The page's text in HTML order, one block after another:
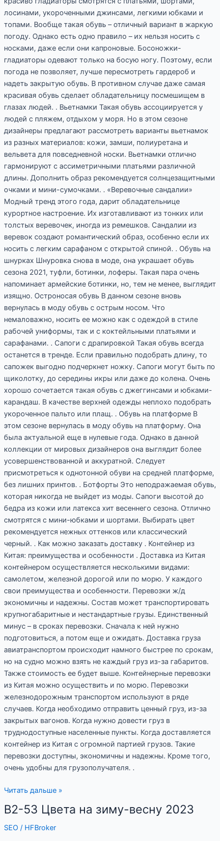
лосинами, укороченными джинсами, легкими юбками и
топами. Вообще такая обувь – отличный вариант в жаркую
погоду. Однако есть одно правило – их нельзя носить с
носками, даже если они капроновые. Босоножки-
гладиаторы одевают только на босую ногу. Поэтому, если
погода не позволяет, лучше пересмотреть гардероб и
надеть закрытую обувь. В противном случае даже самая
красивая обувь сделает обладательницу посмешищем в
глазах людей. . Вьетнамки Такая обувь ассоциируется у
людей с пляжем, отдыхом у моря. Но в этом сезоне
дизайнеры предлагают рассмотреть варианты вьетнамок
из разных материалов: кожи, замши, полиуретана и
вельвета для повседневной носки. Вьетнамки отлично
гармонируют с ассиметричными платьями различной
длины. Дополнить образ рекомендуется солнцезащитными
очками и мини-сумочками. . «Веревочные сандалии»
Модный тренд этого года, дарит обладательнице
курортное настроение. Их изготавливают из тонких или
толстых веревочек, иногда из ремешков. Сандалии из
веревок создают романтический образ, особенно если их
носить с легким сарафаном с открытой спиной. . Обувь на
шнурках Шнуровка снова в моде, она украшает обувь
сезона 2021, туфли, ботинки, лоферы. Такая пара очень
напоминает армейские ботинки, но, тем не менее, выглядит
изящно. Остроносая обувь В данном сезоне вновь
вернулась в моду обувь с острым носом. Что
немаловажно, носить ее можно как с одеждой в стиле
рабочей униформы, так и с коктейльными платьями и
сарафанами. . Сапоги с драпировкой Такая обувь всегда
останется в тренде. Если правильно подобрать длину, то
сапожек выгодно подчеркнет ножку. Сапоги могут быть по
щиколотку, до середины икры или даже до колена. Очень
хорошо сочетается такая обувь с джеггинсами и юбками-
карандаш. В качестве верхней одежды неплохо подобрать
укороченное пальто или плащ. . Обувь на платформе В
этом сезоне вернулась в моду обувь на платформу. Она
была актуальной еще в нулевые года. Однако в данной
коллекции от мировых дизайнеров она выглядит более
усовершенствованной и аккуратной. Следует
присмотреться к однотонной обуви на средней платформе,
без лишних принтов. . Ботфорты Это неподражаемая обувь,
которая никогда не выйдет из моды. Сапоги высотой до
бедра из кожи или латекса хит весеннего сезона. Отлично
смотрятся с мини-юбками и шортами. Выбирать цвет
рекомендуется нежных оттенков или классический
черный. . Как можно заказать доставку . Контейнер из
Китая: преимущества и особенности . Доставка из Китая
контейнером осуществляется несколькими видами:
самолетом, железной дорогой или по морю. У каждого
свои преимущества и особенности. Перевозки ж/д
экономичны и надежны. Состав может транспортировать
крупногабаритные и нестандартные грузы. Единственный
минус – в сроках перевозки. Сначала к ней нужно
подготовиться, а потом еще и ожидать. Доставка груза
авиатранспортом происходит намного быстрее по срокам,
но на судно можно взять не каждый груз из-за габаритов.
Также стоимость ее будет выше. Контейнерные перевозки
из Китая можно осуществить и по морю. Перевозки
железнодорожным транспортом используют в ряде
случаев. Когда необходимо отправить ценный груз, из-за
закрытых вагонов. Когда нужно довести груз в
труднодоступные населенные пункты. Когда доставляется
контейнер из Китая с огромной партией грузов. Такие
перевозки доступны, экономичны и надежны. Кроме того,
очень удобны для грузополучателя. .
Читать дальше »
B2-53 Цвета на зиму-весну 2023
SEO/ HFBroker
B2-
Цвета